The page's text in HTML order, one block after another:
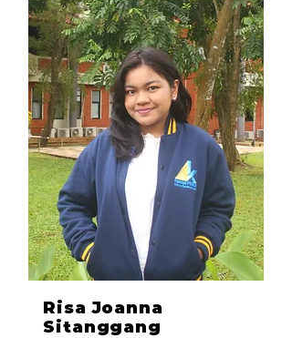
Risa Joanna
Sitanggang